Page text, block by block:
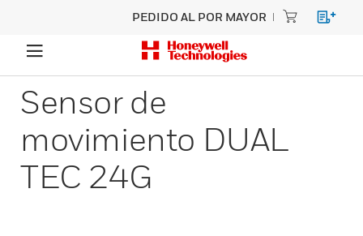
PEDIDO AL POR MAYOR
Sensor de
movimiento DUAL
TEC 24G